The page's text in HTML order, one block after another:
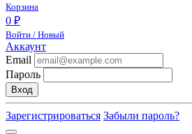
Корзина
0 ₽
Войти / Новый
Аккаунт
Email
Пароль
Вход
Зарегистрироваться Забыли пароль?